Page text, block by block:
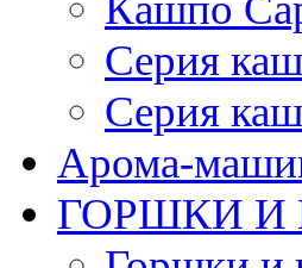
Серия
Серия
Арома-
ГОРШКИ И